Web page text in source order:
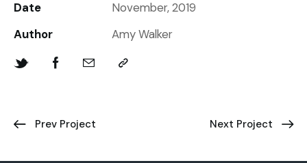
Date
November, 2019
Author
Amy Walker
Prev Project Next Project